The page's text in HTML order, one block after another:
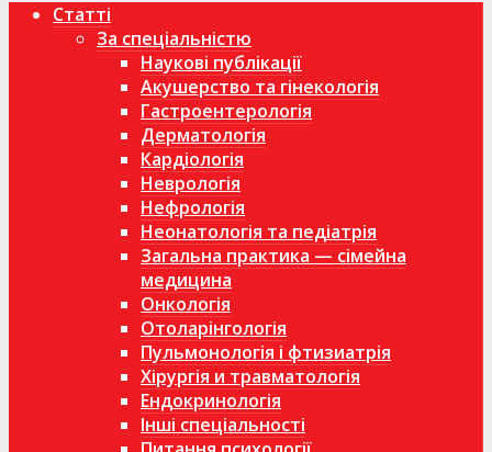
Статті
За спеціальністю
Наукові публікації
Акушерство та гінекологія
Гастроентерологія
Дерматологія
Кардіологія
Неврологія
Нефрологія
Неонатологія та педіатрія
Загальна практика — сімейна
медицина
Онкологія
Отоларінгологія
Пульмонологія і фтизиатрія
Хірургія и травматологія
Ендокринологія
Інші спеціальності